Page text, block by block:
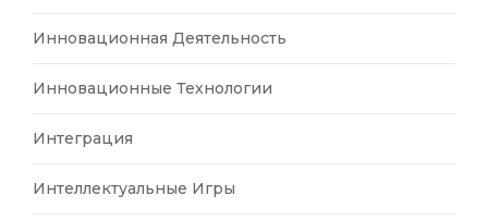
Инновационная Деятельность
Инновационные Технологии
Интеграция
Интеллектуальные Игры